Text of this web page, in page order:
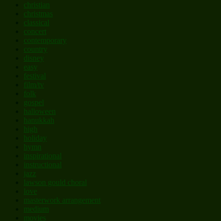
christian
christmas
classical
concert
contemporary
country
disney
easy
festival
film/tv
folk
gospel
halloween
hanukkah
high
holiday
hymn
inspirational
instructional
jazz
lawson gould choral
love
masterwork arrangement
medium
movies